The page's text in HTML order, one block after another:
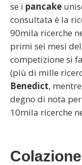
se i pancake
consultata è la
90mila ricerche
primi sei mesi
competizione si
(più di mille
Benedict,
degno di nota
10mila ricerche